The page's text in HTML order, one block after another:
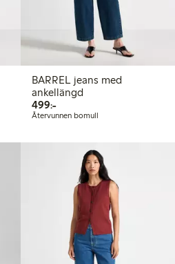
BARREL jeans med
ankellängd
499:-499,00 kr
Återvunnen bomull